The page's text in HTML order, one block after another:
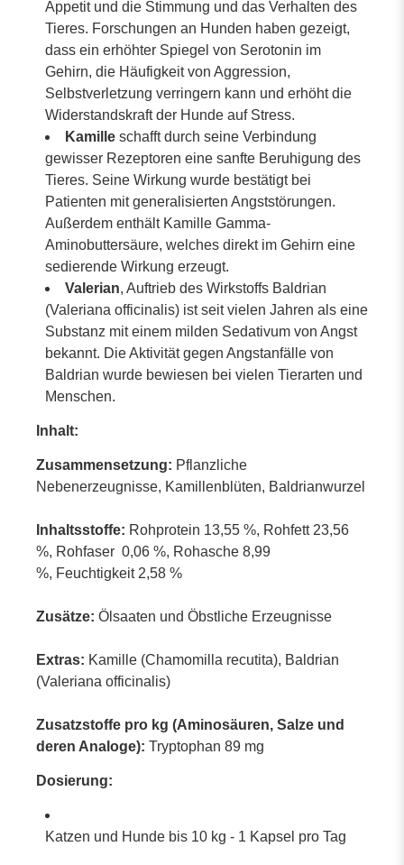
Appetit und die Stimmung und das Verhalten des
Tieres. Forschungen an Hunden haben gezeigt,
dass ein erhöhter Spiegel von Serotonin im
Gehirn, die Häufigkeit von Aggression,
Selbstverletzung verringern kann und erhöht die
Widerstandskraft der Hunde auf Stress.
Kamille schafft durch seine Verbindung
gewisser Rezeptoren eine sanfte Beruhigung des
Tieres. Seine Wirkung wurde bestätigt bei
Patienten mit generalisierten Angststörungen.
Außerdem enthält Kamille Gamma-
Aminobuttersäure, welches direkt im Gehirn eine
sedierende Wirkung erzeugt.
Valerian, Auftrieb des Wirkstoffs Baldrian
(Valeriana officinalis) ist seit vielen Jahren als eine
Substanz mit einem milden Sedativum von Angst
bekannt. Die Aktivität gegen Angstanfälle von
Baldrian wurde bewiesen bei vielen Tierarten und
Menschen.
Inhalt:
Zusammensetzung: Pflanzliche
Nebenerzeugnisse, Kamillenblüten, Baldrianwurzel
Inhaltsstoffe: Rohprotein 13,55 %, Rohfett 23,56
%, Rohfaser 0,06 %, Rohasche 8,99
%, Feuchtigkeit 2,58 %
Zusätze: Ölsaaten und Öbstliche Erzeugnisse
Extras: Kamille (Chamomilla recutita), Baldrian
(Valeriana officinalis)
Zusatzstoffe pro kg (Aminosäuren, Salze und
deren Analoge): Tryptophan 89 mg
Dosierung:
Katzen und Hunde bis 10 kg - 1 Kapsel pro Tag